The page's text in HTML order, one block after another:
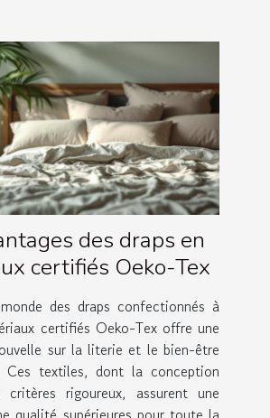
des draps en
certifiés Oeko-Tex
des draps confectionnés à
certifiés Oeko-Tex offre une
sur la literie et le bien-être
Ces textiles, dont la conception
critères rigoureux, assurent une